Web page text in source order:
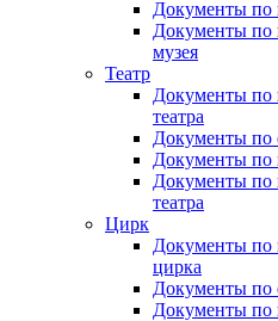
Документы по
Документы по
музея
Театр
Документы по
театра
Документы по
Документы по
Документы по
театра
Цирк
Документы по
цирка
Документы по
Документы по